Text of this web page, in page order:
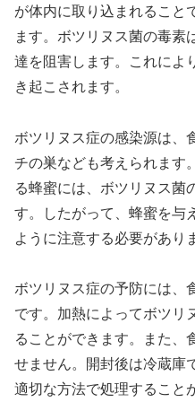
が体内に取り込まれること
ます。ボツリヌス菌の毒素
達を阻害します。これによ
き起こされます。
ボツリヌス症の感染源は、
チの巣なども考えられます
る蜂蜜には、ボツリヌス菌
す。したがって、蜂蜜を与
ように注意する必要があり
ボツリヌス症の予防には、
です。加熱によってボツリ
ることができます。また、
せません。開封後は冷蔵庫
適切な方法で処理すること